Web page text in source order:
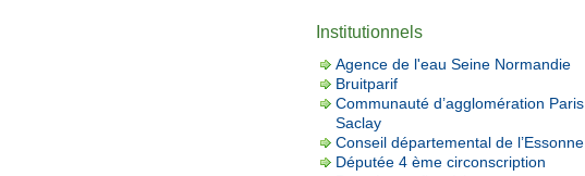
Institutionnels
Agence de l'eau Seine Normandie
Bruitparif
Communauté d’agglomération Paris
Saclay
Conseil départemental de l’Essonne
Députée 4 ème circonscription